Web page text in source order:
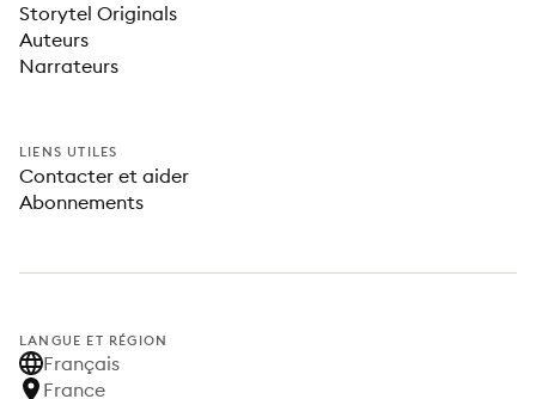
Storytel Originals
Auteurs
Narrateurs
LIENS UTILES
Contacter et aider
Abonnements
LANGUE ET RÉGION
Français
France